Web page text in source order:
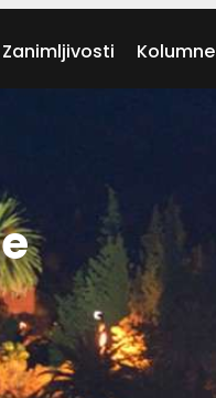
Zanimljivosti Kolumne